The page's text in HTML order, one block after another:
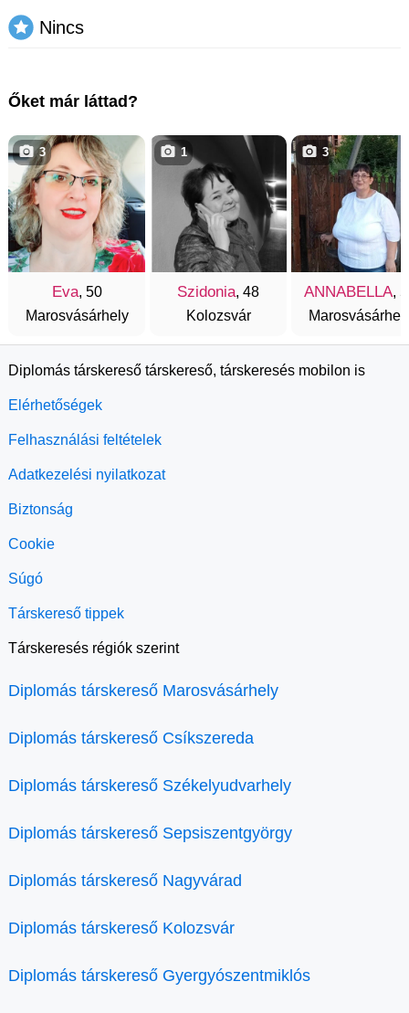
Nincs
Őket már láttad?
Eva, 50
Marosvásárhely
3
Szidonia, 48
Kolozsvár
1
ANNABELLA,
3
Diplomás társkereső társkereső, társkeresés mobilon is
Elérhetőségek
Felhasználási feltételek
Adatkezelési nyilatkozat
Biztonság
Cookie
Súgó
Társkereső tippek
Társkeresés régiók szerint
Diplomás társkereső Marosvásárhely
Diplomás társkereső Csíkszereda
Diplomás társkereső Székelyudvarhely
Diplomás társkereső Sepsiszentgyörgy
Diplomás társkereső Nagyvárad
Diplomás társkereső Kolozsvár
Diplomás társkereső Gyergyószentmiklós